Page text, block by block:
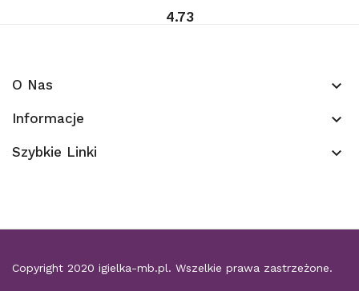
4.73
O Nas keyboard_arrow_down
Informacje keyboard_arrow_down
Szybkie Linki keyboard_arrow_down
Copyright 2020 igielka-mb.pl. Wszelkie prawa zastrzeżone.